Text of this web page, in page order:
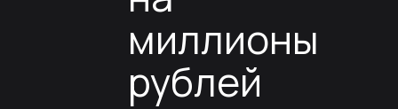
миллионы
рублей